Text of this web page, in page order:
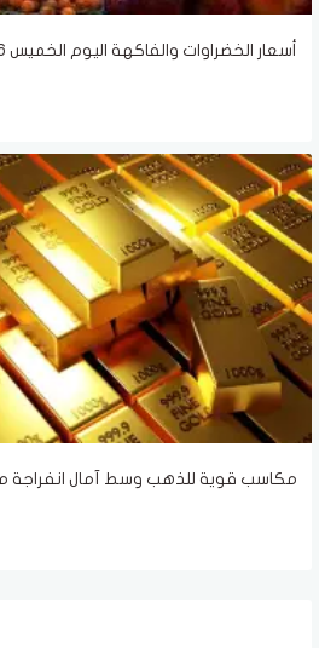
أسعار الخضراوات والفاكهة اليوم الخميس 6 أغسطس 2026
مكاسب قوية للذهب وسط آمال انفراجة